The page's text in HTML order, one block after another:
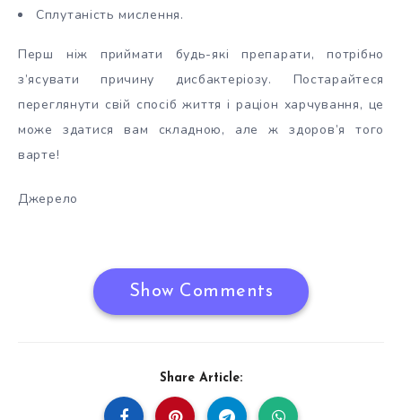
Сплутаність мислення.
Перш ніж приймати будь-які препарати, потрібно
з’ясувати причину дисбактеріозу. Постарайтеся
переглянути свій спосіб життя і раціон харчування, це
може здатися вам складною, але ж здоров’я того
варте!
Джерело
Show Comments
Share Article: